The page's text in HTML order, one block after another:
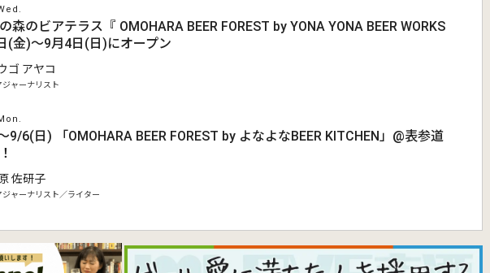
森のビアテラス『 OMOHARA BEER FOREST by YONA YONA BEER WORKS
(金)～9月4日(日)にオープン
ゴ アヤコ
ジャーナリスト
9/6(日) 「OMOHARA BEER FOREST by よなよなBEER KITCHEN」@表参道
佐研子
ジャーナリスト／ライター